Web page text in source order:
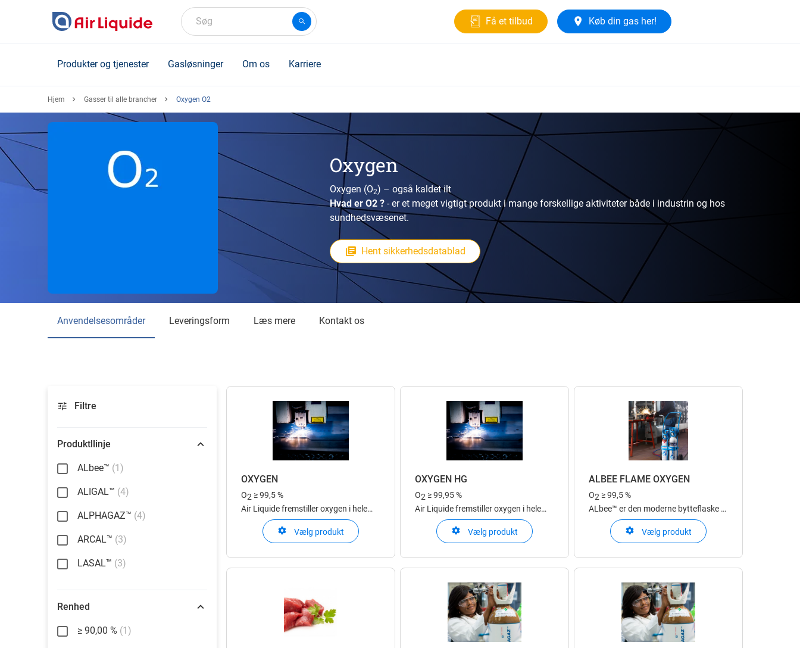
Søg Få et tilbud Køb din gas her!
Produkter og tjenester Gasløsninger Om os Karriere
Hjem Gasser til alle brancher Oxygen O2
Oxygen
Oxygen (O2) – også kaldet ilt
Hvad er O2 ? - er et meget vigtigt produkt i mange forskellige aktiviteter både i industrin og hos
sundhedsvæsenet.
Hent sikkerhedsdatablad
Anvendelsesområder Leveringsform Læs mere Kontakt os
Filtre
Produktllinje
ALbee™ (1)
ALIGAL™ (4)
ALPHAGAZ™ (4)
ARCAL™ (3)
LASAL™ (3)
Renhed
≥ 90,00 % (1)
OXYGEN
O2 ≥ 99,5 %
Air Liquide fremstiller oxygen i hele
Europa i leveringsformer efter hver
kundes specifikke behov: flydende,
gasformigt i trykflaske eller via
produktion på stedet hos kunden
Vælg produkt
OXYGEN HG
O2 ≥ 99,95 %
Air Liquide fremstiller oxygen i hele
Europa i leveringsformer efter hver
kundes specifikke behov: flydende,
gasformigt i trykflaske eller via
produktion på stedet hos kunden
Vælg produkt
ALBEE FLAME OXYGEN
O2 ≥ 99,5 %
ALbee™ er den moderne bytteflaske til
svejsere, håndværkere og landmænd,
som ønsker en fleksibel gasflaske
med stor kapacitet. Med ALbee™
Flame O2 kommer du hurtigt i gang
med dit svejse- og skærearbejde.
Vælg produkt